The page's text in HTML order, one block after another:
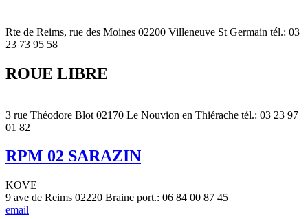
Rte de Reims, rue des Moines 02200 Villeneuve St Germain tél.: 03
23 73 95 58
ROUE LIBRE
3 rue Théodore Blot 02170 Le Nouvion en Thiérache tél.: 03 23 97
01 82
RPM 02 SARAZIN
KOVE
9 ave de Reims 02220 Braine port.: 06 84 00 87 45
email